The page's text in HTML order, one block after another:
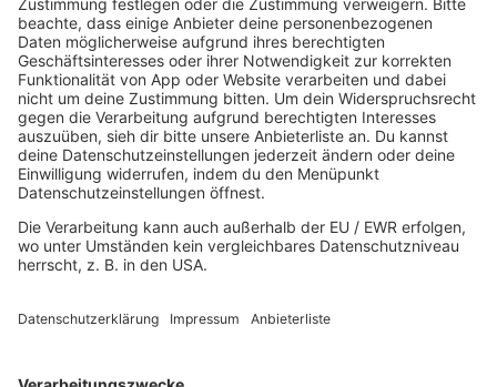
07.04.2025
U2 - Where the Streets Have No Name
INFO
31.03.2025 Folge 154
Michael Jackson - Wanna Be Startin'
Somethin'
24.03.2025 Folge 153